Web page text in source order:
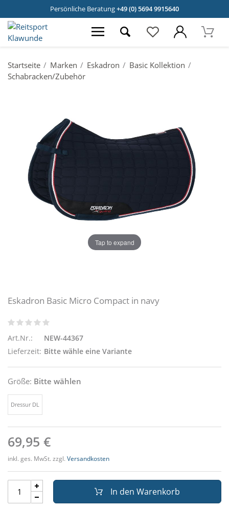
Persönliche Beratung+49 (0) 5694 9915640
Startseite Marken Eskadron
Basic Kollektion
Schabracken/Zubehör
Tap to expand
Eskadron Basic Micro Compact in navy
Art.Nr.:
NEW-44367
Lieferzeit: Bitte wähle eine Variante
Größe: Bitte wählen
Dressur DL
69,95 €
inkl. ges. MwSt. zzgl. Versandkosten
In den Warenkorb